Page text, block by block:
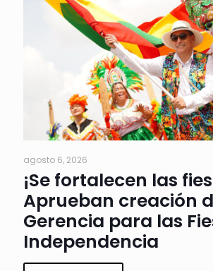
agosto 6, 2026
¡Se fortalecen las
Aprueban creación
Gerencia para las
Independencia